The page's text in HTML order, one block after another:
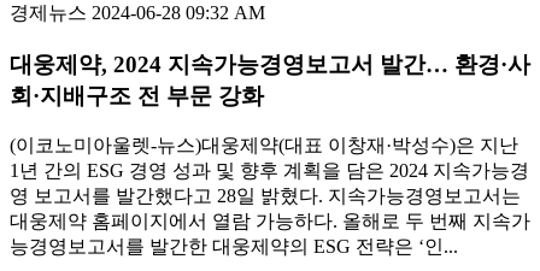
경제뉴스 2024-06-28 09:32 AM
대웅제약, 2024 지속가능경영보고서 발간… 환경·사
회·지배구조 전 부문 강화
(이코노미아울렛-뉴스)대웅제약(대표 이창재·박성수)은 지난
1년 간의 ESG 경영 성과 및 향후 계획을 담은 2024 지속가능경
영 보고서를 발간했다고 28일 밝혔다. 지속가능경영보고서는
대웅제약 홈페이지에서 열람 가능하다. 올해로 두 번째 지속가
능경영보고서를 발간한 대웅제약의 ESG 전략은 ‘인...